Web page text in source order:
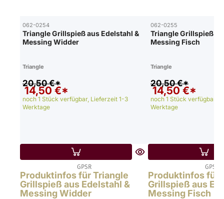
062-0254
Triangle Grillspieß aus Edelstahl &
Messing Widder
Triangle
20,50 €*
14,50 €*
noch 1 Stück verfügbar, Lieferzeit 1-3
Werktage
GPSR
Produktinfos für Triangle
Grillspieß aus Edelstahl &
Messing Widder
062-0255
Triangle Grillspieß
Messing Fisch
Triangle
20,50 €*
14,50 €*
noch 1 Stück verfügbar,
Werktage
GPSR
Produktinfos für
Grillspieß aus
Messing Fisch